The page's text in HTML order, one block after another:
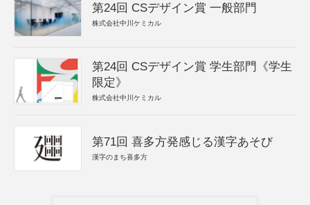
第24回 CSデザイン賞 一般部門
株式会社中川ケミカル
第24回 CSデザイン賞 学生部門《学生
限定》
株式会社中川ケミカル
第71回 喜多方発感じる漢字あそび
漢字のまち喜多方